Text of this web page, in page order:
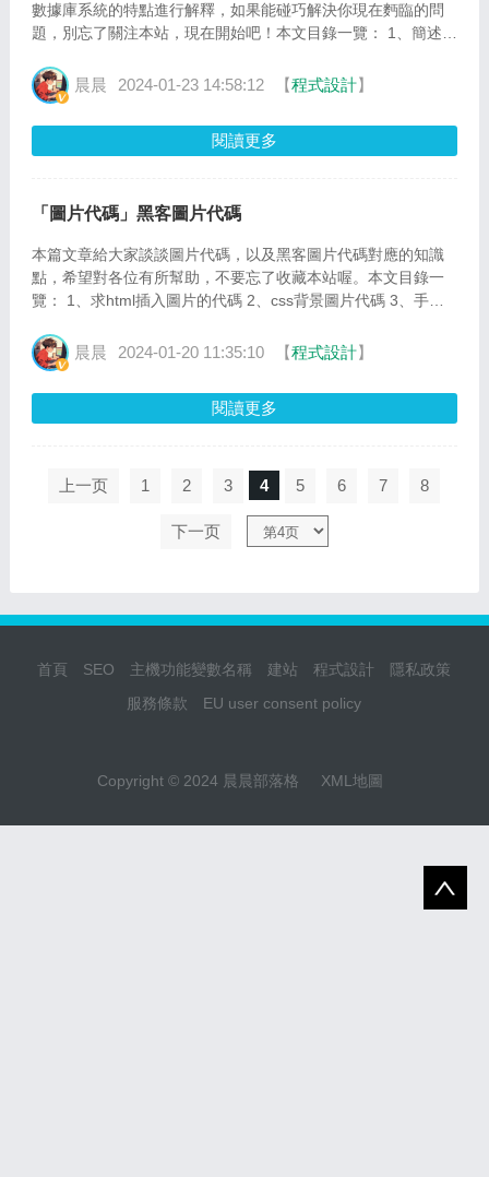
數據庫系統的特點進行解釋，如果能碰巧解決你現在麪臨的問
題，別忘了關注本站，現在開始吧！本文目錄一覽： 1、簡述數
晨晨 2024-01-23 14:58:12 【程式設計】
閱讀更多
「圖片代碼」黑客圖片代碼
本篇文章給大家談談圖片代碼，以及黑客圖片代碼對應的知識
點，希望對各位有所幫助，不要忘了收藏本站喔。本文目錄一
覽： 1、求html插入圖片的代碼 2、css背景圖片代碼 3、手機
晨晨 2024-01-20 11:35:10 【程式設計】
閱讀更多
上一页 1 2 3 4 5 6 7 8
下一页
首頁 SEO 主機功能變數名稱 建站 程式設計
隱私政策
服務條款
EU user consent policy
Copyright © 2024 晨晨部落格 XML地圖